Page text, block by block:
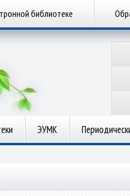
библиотеке
ЭУМК